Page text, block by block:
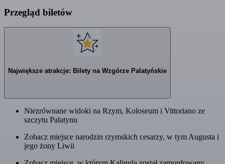
Przegląd biletów
Największe atrakcje: Bilety na Wzgórze Palatyńskie
Niezrównane widoki na Rzym, Koloseum i Vittoriano ze
szczytu Palatynu
Zobacz miejsce narodzin rzymskich cesarzy, w tym Augusta i
jego żony Liwii